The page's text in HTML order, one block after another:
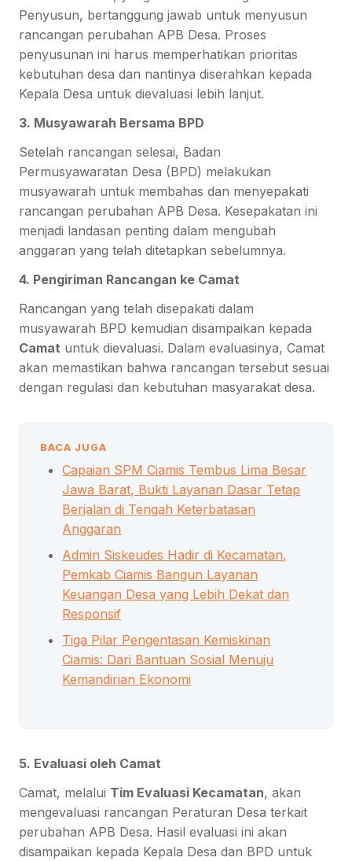
Penyusun, bertanggung jawab untuk menyusun
rancangan perubahan APB Desa. Proses
penyusunan ini harus memperhatikan prioritas
kebutuhan desa dan nantinya diserahkan kepada
Kepala Desa untuk dievaluasi lebih lanjut.
3. Musyawarah Bersama BPD
Setelah rancangan selesai, Badan
Permusyawaratan Desa (BPD) melakukan
musyawarah untuk membahas dan menyepakati
rancangan perubahan APB Desa. Kesepakatan ini
menjadi landasan penting dalam mengubah
anggaran yang telah ditetapkan sebelumnya.
4. Pengiriman Rancangan ke Camat
Rancangan yang telah disepakati dalam
musyawarah BPD kemudian disampaikan kepada
Camat untuk dievaluasi. Dalam evaluasinya, Camat
akan memastikan bahwa rancangan tersebut sesuai
dengan regulasi dan kebutuhan masyarakat desa.
BACA JUGA
Capaian SPM Ciamis Tembus Lima Besar
Jawa Barat, Bukti Layanan Dasar Tetap
Berjalan di Tengah Keterbatasan
Anggaran
Admin Siskeudes Hadir di Kecamatan,
Pemkab Ciamis Bangun Layanan
Keuangan Desa yang Lebih Dekat dan
Responsif
Tiga Pilar Pengentasan Kemiskinan
Ciamis: Dari Bantuan Sosial Menuju
Kemandirian Ekonomi
5. Evaluasi oleh Camat
Camat, melalui Tim Evaluasi Kecamatan, akan
mengevaluasi rancangan Peraturan Desa terkait
perubahan APB Desa. Hasil evaluasi ini akan
disampaikan kepada Kepala Desa dan BPD untuk